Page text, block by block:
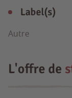
Label(s)
Autre
L'offre de